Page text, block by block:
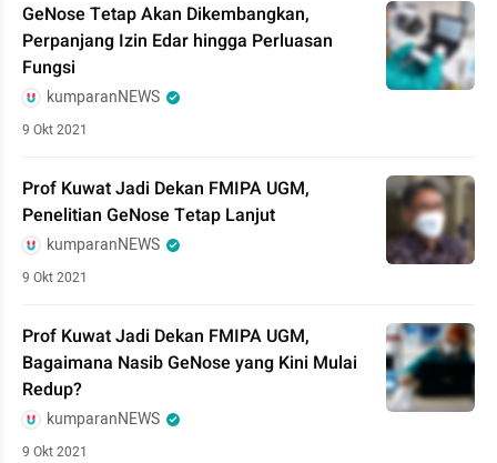
GeNose Tetap Akan Dikembangkan,
Perpanjang Izin Edar hingga Perluasan
Fungsi
kumparanNEWS
9 Okt 2021
Prof Kuwat Jadi Dekan FMIPA UGM,
Penelitian GeNose Tetap Lanjut
kumparanNEWS
9 Okt 2021
Prof Kuwat Jadi Dekan FMIPA UGM,
Bagaimana Nasib GeNose yang Kini Mulai
Redup?
kumparanNEWS
9 Okt 2021